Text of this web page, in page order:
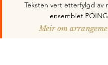
Teksten vert etterfylgd av
ensemblet
Meir om